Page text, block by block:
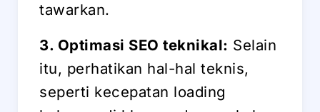
tawarkan.
3. Optimasi SEO teknikal: Selain
itu, perhatikan hal-hal teknis,
seperti kecepatan loading